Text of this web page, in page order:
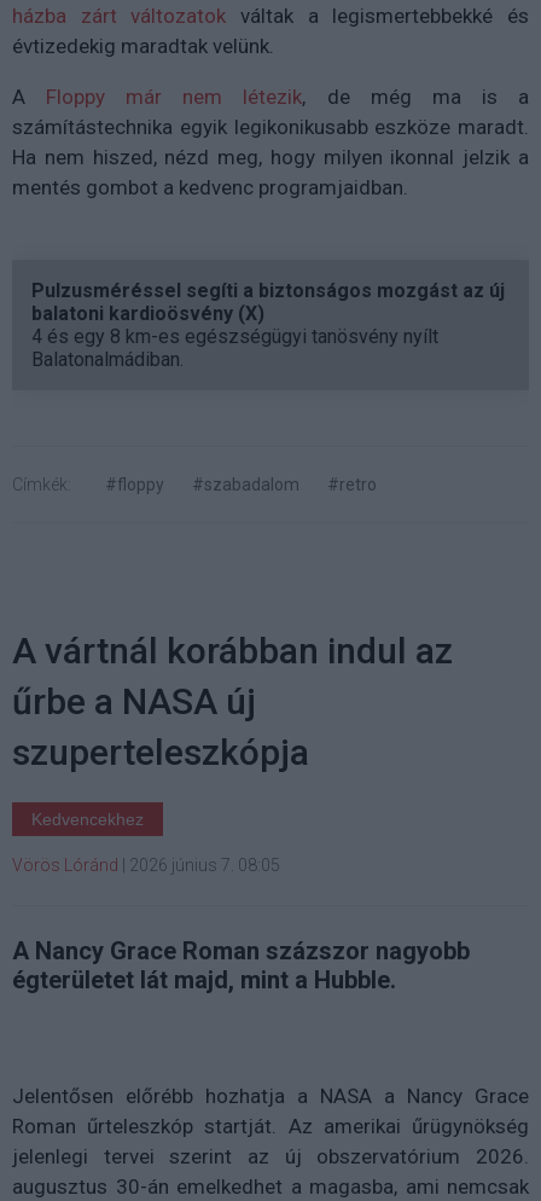
házba zárt változatok váltak a legismertebbekké és
évtizedekig maradtak velünk.
A Floppy már nem létezik, de még ma is a
számítástechnika egyik legikonikusabb eszköze maradt.
Ha nem hiszed, nézd meg, hogy milyen ikonnal jelzik a
mentés gombot a kedvenc programjaidban.
Pulzusméréssel segíti a biztonságos mozgást az új
balatoni kardioösvény (X)
4 és egy 8 km-es egészségügyi tanösvény nyílt
Balatonalmádiban.
Címkék: #floppy #szabadalom #retro
A vártnál korábban indul az
űrbe a NASA új
szuperteleszkópja
Kedvencekhez
Vörös Lóránd 2026 június 7. 08:05
A Nancy Grace Roman százszor nagyobb
égterületet lát majd, mint a Hubble.
Jelentősen előrébb hozhatja a NASA a Nancy Grace
Roman űrteleszkóp startját. Az amerikai űrügynökség
jelenlegi tervei szerint az új obszervatórium 2026.
augusztus 30-án emelkedhet a magasba, ami nemcsak